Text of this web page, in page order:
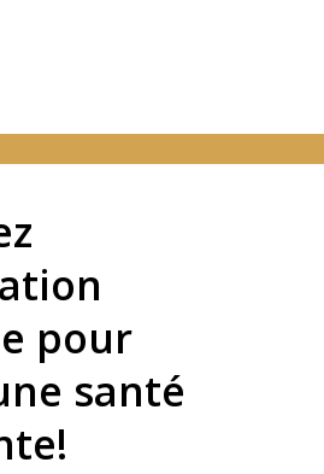
pour
santé